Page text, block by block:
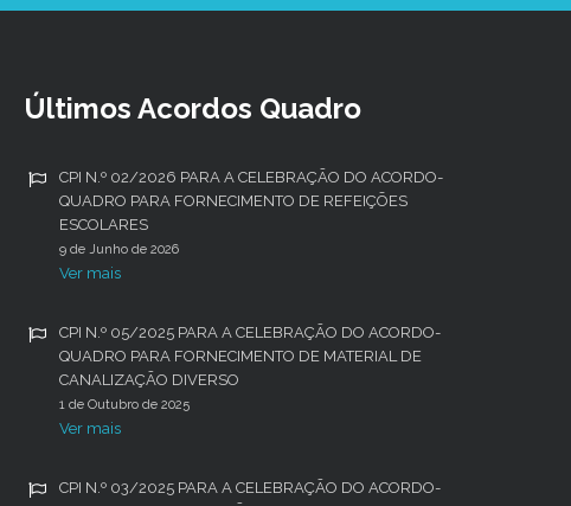
Últimos Acordos Quadro
CPI N.º 02/2026 PARA A CELEBRAÇÃO DO ACORDO-
QUADRO PARA FORNECIMENTO DE REFEIÇÕES
ESCOLARES
9 de Junho de 2026
Ver mais
CPI N.º 05/2025 PARA A CELEBRAÇÃO DO ACORDO-
QUADRO PARA FORNECIMENTO DE MATERIAL DE
CANALIZAÇÃO DIVERSO
1 de Outubro de 2025
Ver mais
CPI N.º 03/2025 PARA A CELEBRAÇÃO DO ACORDO-